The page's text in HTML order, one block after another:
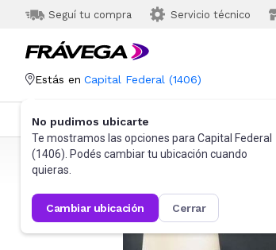
Seguí tu compra Servicio técnico
Estás en Capital Federal (1406)
No pudimos ubicarte
Te mostramos las opciones para Capital Federal
(1406). Podés cambiar tu ubicación cuando
quieras.
cambiar ubicación cerrar
Categorías Más Vendidos
Frávega Hogar Blanquería Ropa de cama